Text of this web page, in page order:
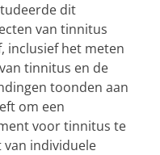
dit
van tinnitus
inclusief het meten
tinnitus en de
toonden aan
om een
voor tinnitus te
individuele